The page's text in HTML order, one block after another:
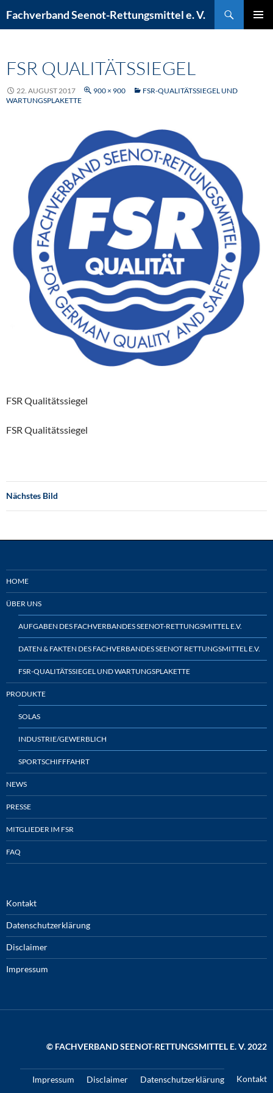
Inhalt
Fachverband Seenot-Rettungsmittel e. V.
FSR QUALITÄTSSIEGEL
22. AUGUST 2017 900 × 900
FSR-QUALITÄTSSIEGEL UND
WARTUNGSPLAKETTE
FSR Qualitätssiegel
FSR Qualitätssiegel
Nächstes Bild
HOME
ÜBER UNS
AUFGABEN DES FACHVERBANDES SEENOT-RETTUNGSMITTEL E.V.
DATEN & FAKTEN DES FACHVERBANDES SEENOT RETTUNGSMITTEL E.V.
FSR-QUALITÄTSSIEGEL UND WARTUNGSPLAKETTE
PRODUKTE
SOLAS
INDUSTRIE/GEWERBLICH
SPORTSCHIFFFAHRT
NEWS
PRESSE
MITGLIEDER IM FSR
FAQ
Kontakt
Datenschutzerklärung
Disclaimer
Impressum
© FACHVERBAND SEENOT-RETTUNGSMITTEL E. V. 2022
Kontakt
Datenschutzerklärung
Disclaimer
Impressum